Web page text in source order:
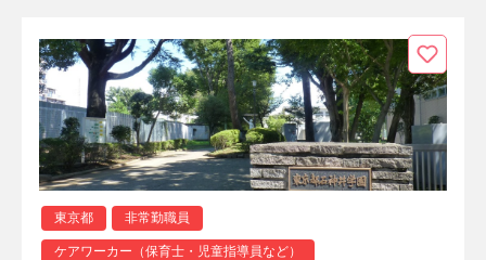
東京都 非常勤職員
ケアワーカー（保育士・児童指導員など）